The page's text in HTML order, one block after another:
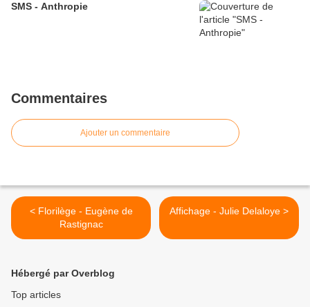
SMS - Anthropie
Commentaires
Ajouter un commentaire
< Florilège - Eugène de
Rastignac
Affichage - Julie Delaloye >
Hébergé par Overblog
Top articles